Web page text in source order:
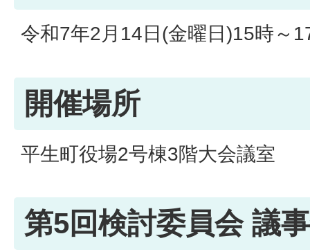
令和7年2月14日(金曜日)15時～
開催場所
平生町役場2号棟3階大会議室
第5回検討委員会 議